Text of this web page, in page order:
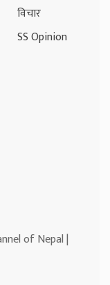
विचार
SS Opinion
of Nepal |